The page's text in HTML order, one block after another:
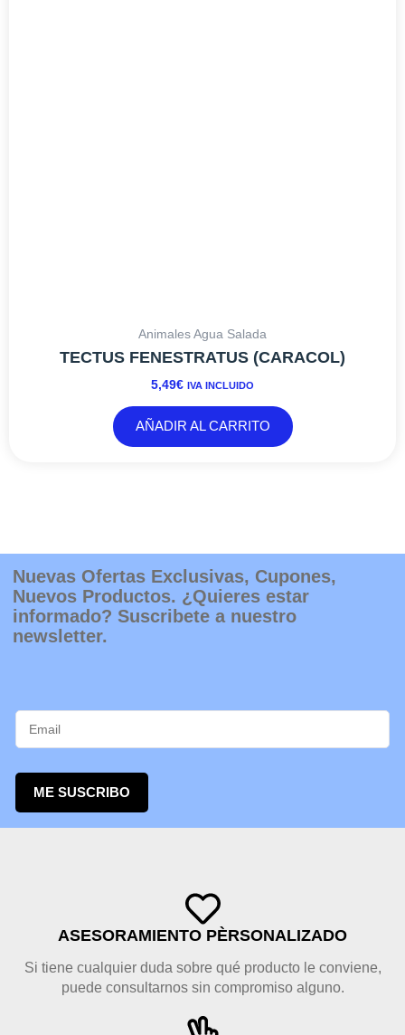
Animales Agua Salada
TECTUS FENESTRATUS (CARACOL)
5,49€ IVA INCLUIDO
AÑADIR AL CARRITO
Nuevas Ofertas Exclusivas, Cupones,
Nuevos Productos. ¿Quieres estar
informado? Suscribete a nuestro
newsletter.
ME SUSCRIBO
ASESORAMIENTO PÈRSONALIZADO
Si tiene cualquier duda sobre qué producto le conviene,
puede consultarnos sin compromiso alguno.